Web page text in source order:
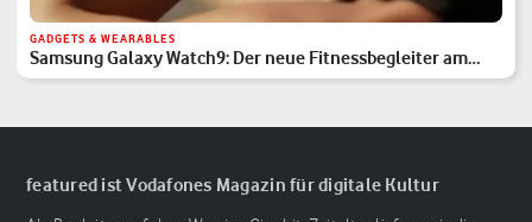
GADGETS & WEARABLES
Samsung Galaxy Watch9: Der neue Fitnessbegleiter am
Handgelenk
featured ist Vodafones Magazin für digitale Kultur